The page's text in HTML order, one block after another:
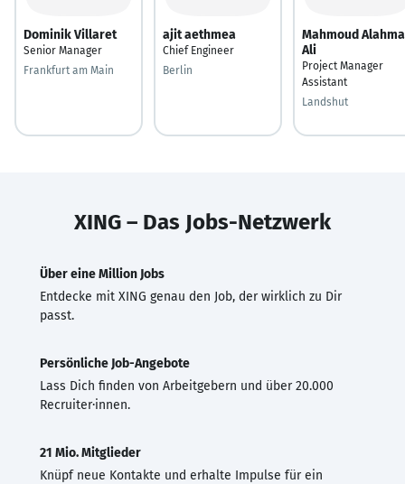
Dominik Villaret
Senior Manager
Frankfurt am Main
ajit aethmea
Chief Engineer
Berlin
Mahmoud
Ali
Project Manager
Assistant
Landshut
XING – Das Jobs-Netzwerk
Über eine Million Jobs
Entdecke mit XING genau den Job, der wirklich zu Dir
passt.
Persönliche Job-Angebote
Lass Dich finden von Arbeitgebern und über 20.000
Recruiter·innen.
21 Mio. Mitglieder
Knüpf neue Kontakte und erhalte Impulse für ein